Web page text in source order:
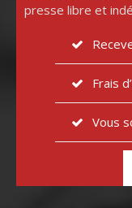
presse libre et
Frais
Vous